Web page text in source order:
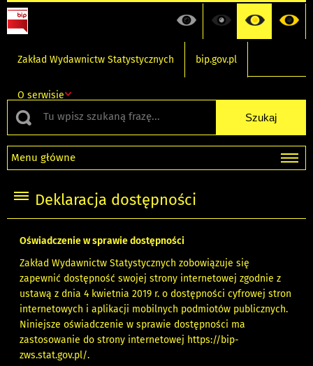
Zakład Wydawnictw Statystycznych bip.gov.pl
O serwisie
Menu główne
Deklaracja dostępności
Oświadczenie w sprawie dostępności
Zakład Wydawnictw Statystycznych zobowiązuje się
zapewnić dostępność swojej strony internetowej zgodnie z
ustawą z dnia 4 kwietnia 2019 r. o dostępności cyfrowej stron
internetowych i aplikacji mobilnych podmiotów publicznych.
Niniejsze oświadczenie w sprawie dostępności ma
zastosowanie do strony internetowej https://bip-
zws.stat.gov.pl/.